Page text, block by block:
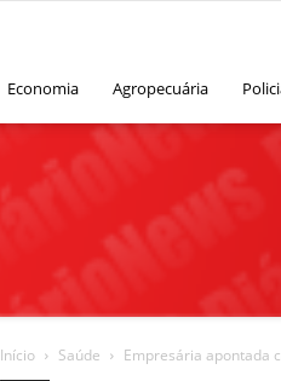
Economia Agropecuária
Início Saúde Empresária apontada